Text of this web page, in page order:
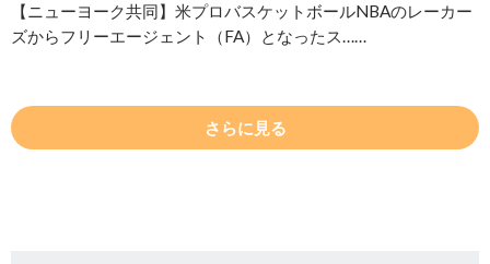
【ニューヨーク共同】米プロバスケットボールNBAのレーカー
ズからフリーエージェント（FA）となったス……
さらに見る